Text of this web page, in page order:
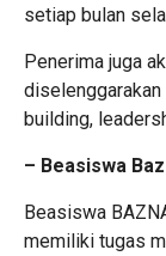
setiap bulan
Penerima juga
building,
– Beasiswa
Beasiswa
memiliki tugas